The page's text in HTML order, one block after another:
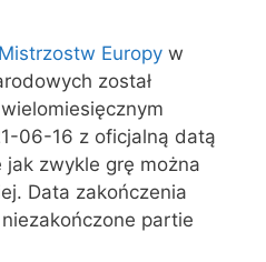
Europy w
został
06-16 z oficjalną datą
zwykle grę można
Data zakończenia
partie